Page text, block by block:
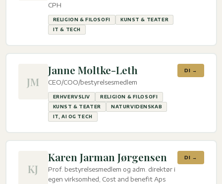
CPH
RELIGION & FILOSOFI
KUNST & TEATER
IT & TECH
JM
Janne Moltke-Leth
CEO/COO/bestyrelsesmedlem
ERHVERVSLIV
RELIGION & FILOSOFI
KUNST & TEATER
NATURVIDENSKAB
IT, AI OG TECH
DI →
KJ
Karen Jarman Jørgensen
Prof. bestyrelsesmedlem og adm. direktør i
egen virksomhed, Cost and benefit Aps
DI →